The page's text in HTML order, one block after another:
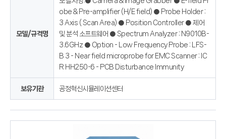
모델/규격명
obe & Pre-amplifier (H/E field) ● Probe Holder :
3 Axis ( Scan Area) ● Position Controller ● 제어
및 분석 소프트웨어 ● Spectrum Analyzer : N9010B-
3.6GHz ● Option - Low Frequency Probe : LFS-
B 3 - Near field microprobe for EMC Scanner : IC
R HH250-6 - PCB Disturbance Immunity
보유기관 공정혁신시뮬레이션센터